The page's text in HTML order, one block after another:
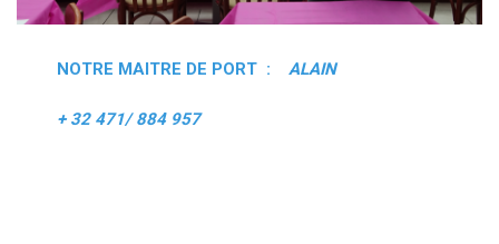
NOTRE MAITRE DE PORT : ALAIN
+ 32 471/ 884 957